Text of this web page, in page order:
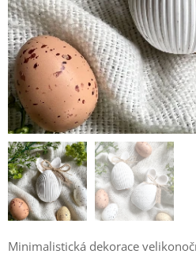
Minimalistická dekorace